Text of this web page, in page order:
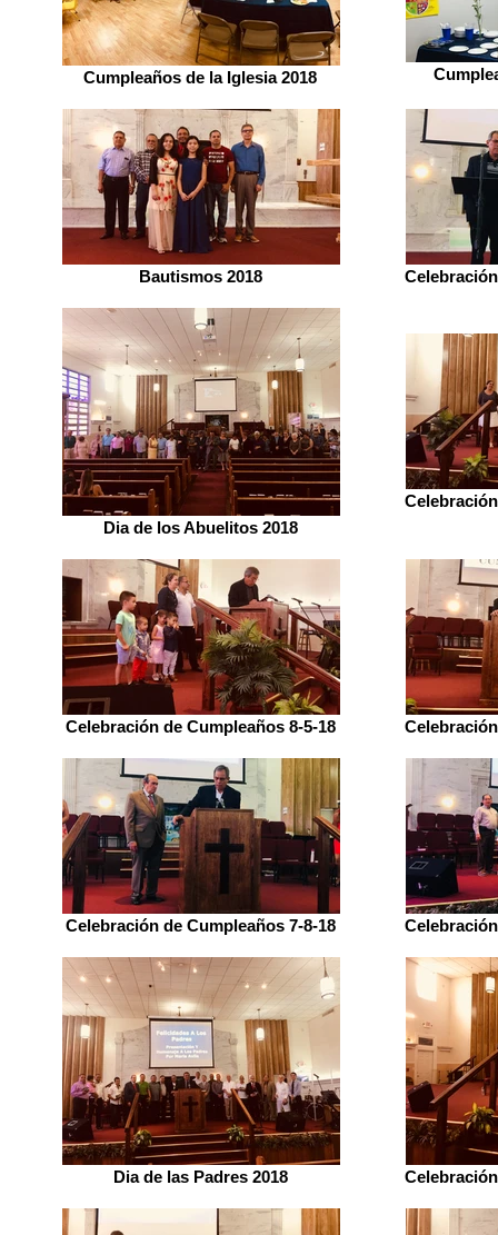
Cumpleaños de la Iglesia 2018
Bautismos 2018
Dia de los Abuelitos 2018
Celebración de Cumpleaños 8-5-18
Celebración de Cumpleaños 7-8-18
Dia de las Padres 2018